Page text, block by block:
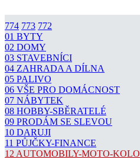
774 773 772
01 BYTY
02 DOMY
03 STAVEBNÍCI
04 ZAHRADA A DÍLNA
05 PALIVO
06 VŠE PRO DOMÁCNOST
07 NÁBYTEK
08 HOBBY-SBĚRATELÉ
09 PRODÁM SE SLEVOU
10 DARUJI
11 PŮJČKY-FINANCE
12 AUTOMOBILY-MOTO-KOLO